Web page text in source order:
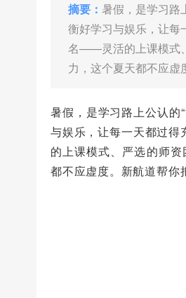
摘要： 暑假，是学习路
衡好学习与娱乐，让每
名——灵活的上课模式
力，这个夏天都不应虚
暑假，是学习路上公认的
与娱乐，让每一天都过
的上课模式、严选的师
都不应虚度。新航道帮你